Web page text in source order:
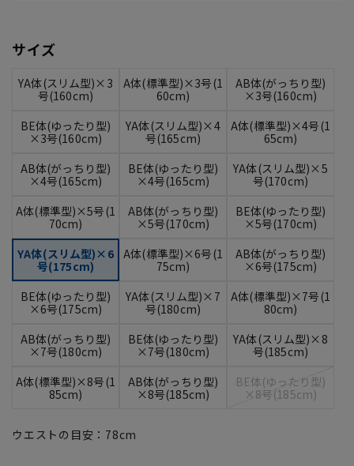
サイズ
YA体(スリム型)×3
号(160cm)
A体(標準型)×3号(1
60cm)
AB体(がっちり型)
×3号(160cm)
BE体(ゆったり型)
×3号(160cm)
YA体(スリム型)×4
号(165cm)
A体(標準型)×4号(1
65cm)
AB体(がっちり型)
×4号(165cm)
BE体(ゆったり型)
×4号(165cm)
YA体(スリム型)×5
号(170cm)
A体(標準型)×5号(1
70cm)
AB体(がっちり型)
×5号(170cm)
BE体(ゆったり型)
×5号(170cm)
YA体(スリム型)×6
号(175cm)
A体(標準型)×6号(1
75cm)
AB体(がっちり型)
×6号(175cm)
BE体(ゆったり型)
×6号(175cm)
YA体(スリム型)×7
号(180cm)
A体(標準型)×7号(1
80cm)
AB体(がっちり型)
×7号(180cm)
BE体(ゆったり型)
×7号(180cm)
YA体(スリム型)×8
号(185cm)
A体(標準型)×8号(1
85cm)
AB体(がっちり型)
×8号(185cm)
BE体(ゆったり型)
×8号(185cm)
ウエストの目安： 78cm